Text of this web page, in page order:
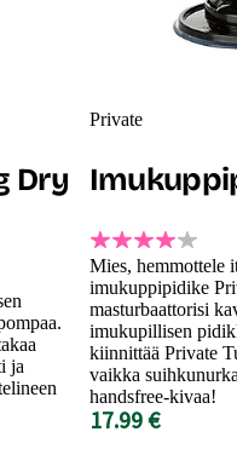
Dry
ja
Private
Mies, hemmottele
imukuppipidike
masturbaattorisi
imukupillisen
kiinnittää Private
vaikka
handsfree-kivaa!
17.99 €